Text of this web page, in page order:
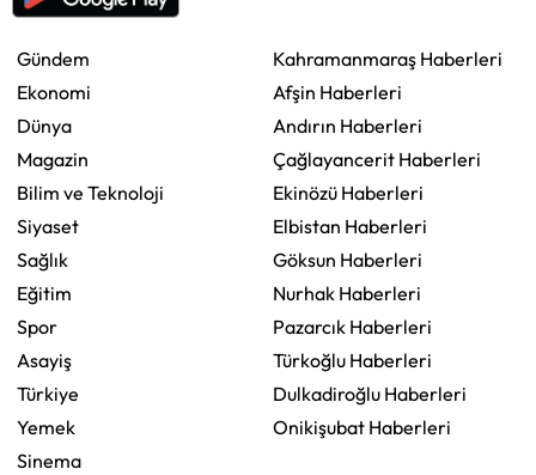
Gündem
Ekonomi
Dünya
Magazin
Bilim ve Teknoloji
Siyaset
Sağlık
Eğitim
Spor
Asayiş
Türkiye
Yemek
Sinema
Kahramanmaraş Haberleri
Afşin Haberleri
Andırın Haberleri
Çağlayancerit Haberleri
Ekinözü Haberleri
Elbistan Haberleri
Göksun Haberleri
Nurhak Haberleri
Pazarcık Haberleri
Türkoğlu Haberleri
Dulkadiroğlu Haberleri
Onikişubat Haberleri